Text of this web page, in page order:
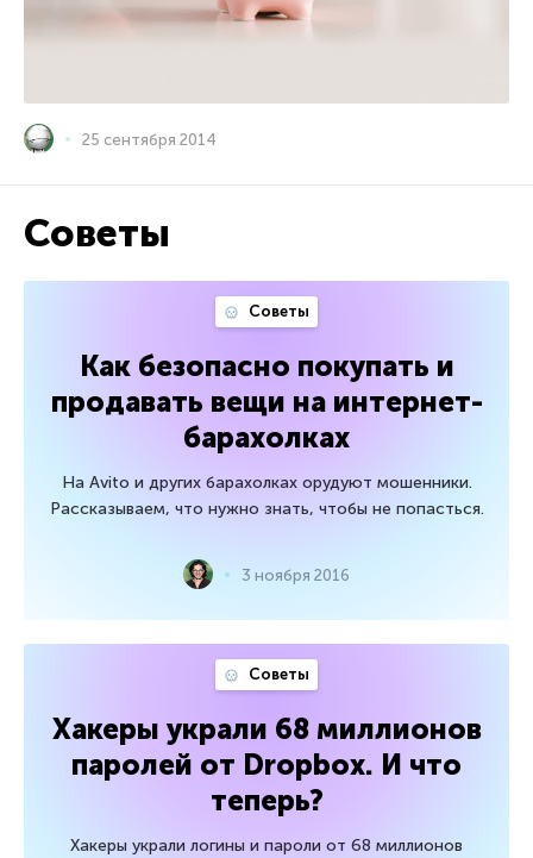
25 сентября 2014
Советы
Советы
Как безопасно покупать и
продавать вещи на интернет-
барахолках
На Avito и других барахолках орудуют мошенники.
Рассказываем, что нужно знать, чтобы не попасться.
3 ноября 2016
Советы
Хакеры украли 68 миллионов
паролей от Dropbox. И что
теперь?
Хакеры украли логины и пароли от 68 миллионов